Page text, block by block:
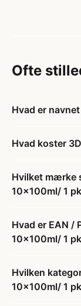
Ofte
Hvad er
Hvad koster
Hvilket mærke
10x100ml/ 1
Hvad er EAN /
10x100ml/ 1
Hvilken
10x100ml/ 1